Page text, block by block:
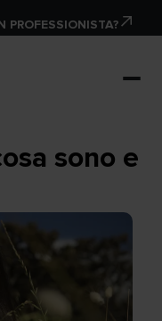
PROFESSIONISTA?
sono e